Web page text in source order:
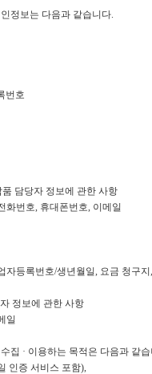
정보는 다음과 같습니다.
번호
품 담당자 정보에 관한 사항
화번호, 휴대폰번호, 이메일
자등록번호/생년월일, 요금 청구지 ,
정보에 관한 사항
일
집 · 이용하는 목적은 다음과 같
인증 서비스 포함),